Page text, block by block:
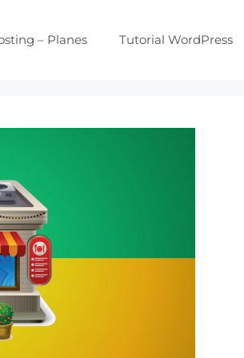
– Planes Tutorial WordPress